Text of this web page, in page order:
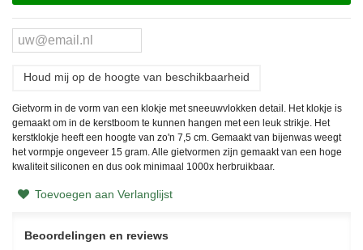
Houd mij op de hoogte van beschikbaarheid
Gietvorm in de vorm van een klokje met sneeuwvlokken detail. Het klokje is
gemaakt om in de kerstboom te kunnen hangen met een leuk strikje. Het
kerstklokje heeft een hoogte van zo'n 7,5 cm. Gemaakt van bijenwas weegt
het vormpje ongeveer 15 gram. Alle gietvormen zijn gemaakt van een hoge
kwaliteit siliconen en dus ook minimaal 1000x herbruikbaar.
Toevoegen aan Verlanglijst
Beoordelingen en reviews